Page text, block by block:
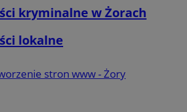
kryminalne w Żorach
lokalne
stron www - Żory